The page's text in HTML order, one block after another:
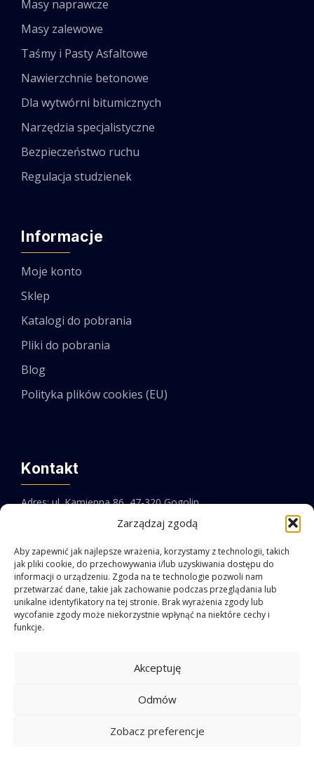
Zarządzaj zgodą
Aby zapewnić jak najlepsze wrażenia, korzystamy z technologii, takich
jak pliki cookie, do przechowywania i/lub uzyskiwania dostępu do
informacji o urządzeniu. Zgoda na te technologie pozwoli nam
przetwarzać dane, takie jak zachowanie podczas przeglądania lub
unikalne identyfikatory na tej stronie. Brak wyrażenia zgody lub
wycofanie zgody może niekorzystnie wpłynąć na niektóre cechy i
funkcje.
Akceptuję
Odmów
Zobacz preferencje
Masy naprawcze
Masy zalewowe
Taśmy i Pasty Asfaltowe
Nawierzchnie betonowe
Dla wytwórni bitumicznych
Narzędzia specjalistyczne
Bezpieczeństwo ruchu
Regulacja studzienek
Informacje
Moje konto
Sklep
Katalogi do pobrania
Pliki do pobrania
Blog
Polityka plików cookies (EU)
Kontakt
Adres: ul. Kamienna 86, 47-320 Gogolin
Telefon:+48 77 546 10 45
Facebook
LinkedIn
PEBIT 2026